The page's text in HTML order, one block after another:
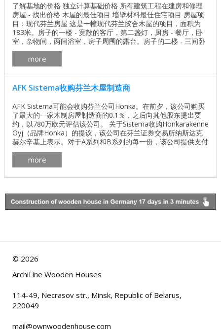
了解基地的价格 独立计算基础价格 所有建筑工程在建房和修理
房屋 - 找出价格 木屋的最佳项目 墙壁材料最佳住宅项目 房屋项
目：现代芬兰房屋 这是一幢现代芬兰胶合木屋的项目，面积为
183米。房子的一楼 - 宽敞的客厅，第二盏灯，厨房 - 餐厅，卧
室，杂物间，两间浴室，房子周围的露台。房子的二楼 - 三间卧
室，更衣室，浴室，阳台。 房子的平面图时尚183平方米 ...
more
AFK Sistema收购芬兰木屋制造商
AFK Sistema可能会收购芬兰公司Honka。在前夕，该公司购买
了最大的一家木制房屋制造商的0.1％，之后向其他股东提出要
约，以780万欧元评估该公司。 关于Sistema收购Honkarakenne
Oyj（品牌Honka）的提议，该公司在芬兰证券交易所纳斯达克
赫尔辛基上表示。对于A系列和B系列的每一份，该公司提供支付
1.5欧元。因此，该公司的估值约为790万欧元，目标是积累67％
的Honkarakenne Oyj证券。 ...
more
© 2026
ArchiLine Wooden Houses
114-49, Necrasov str., Minsk, Republic of Belarus,
220049
mail@ownwoodenhouse.com